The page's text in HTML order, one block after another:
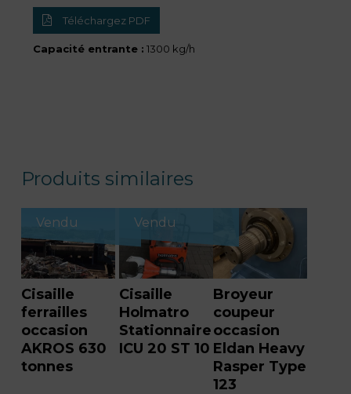
Téléchargez PDF
Capacité entrante : 1300 kg/h
Produits similaires
Vendu
Cisaille
ferrailles
occasion
AKROS 630
tonnes
Vendu
Cisaille
Holmatro
Stationnaire
ICU 20 ST 10
Broyeur
coupeur
occasion
Eldan Heavy
Rasper Type
123